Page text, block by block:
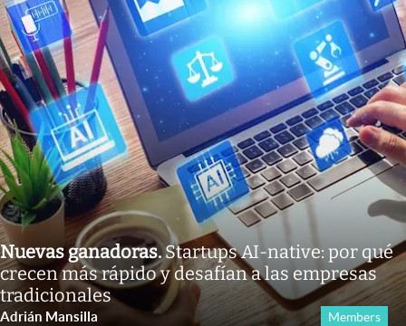
Nuevas ganadoras.Startups AI-native: por qué
crecen más rápido y desafían a las empresas
tradicionales
Adrián Mansilla Members